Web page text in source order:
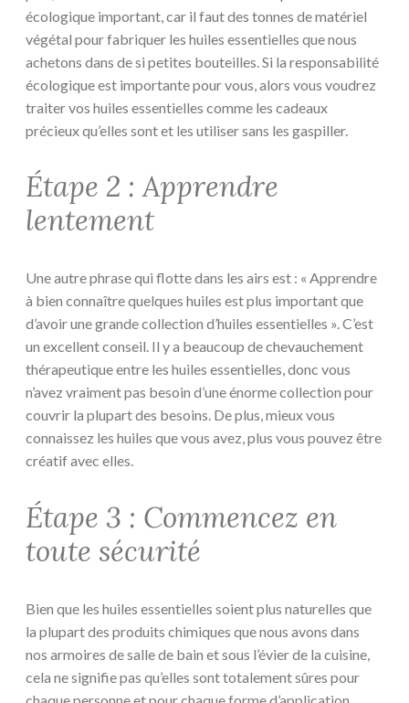
écologique important, car il faut des tonnes de matériel
végétal pour fabriquer les huiles essentielles que nous
achetons dans de si petites bouteilles. Si la responsabilité
écologique est importante pour vous, alors vous voudrez
traiter vos huiles essentielles comme les cadeaux
précieux qu’elles sont et les utiliser sans les gaspiller.
Étape 2 : Apprendre
lentement
Une autre phrase qui flotte dans les airs est : « Apprendre
à bien connaître quelques huiles est plus important que
d’avoir une grande collection d’huiles essentielles ». C’est
un excellent conseil. Il y a beaucoup de chevauchement
thérapeutique entre les huiles essentielles, donc vous
n’avez vraiment pas besoin d’une énorme collection pour
couvrir la plupart des besoins. De plus, mieux vous
connaissez les huiles que vous avez, plus vous pouvez être
créatif avec elles.
Étape 3 : Commencez en
toute sécurité
Bien que les huiles essentielles soient plus naturelles que
la plupart des produits chimiques que nous avons dans
nos armoires de salle de bain et sous l’évier de la cuisine,
cela ne signifie pas qu’elles sont totalement sûres pour